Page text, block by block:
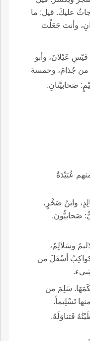
الجَثْجاثُ عليكَ. قيل: ما
وأنتَ جَعَلْتَ
عَيْلانَ، وأبو
من جُذامَ، وخمسةَ
صَحابيَّتانِ.
عُبَيْدَةُ
وابنُ صَخْرٍ،
وسَلاَلِمُ،
أسْفَلَ من
سَلِمَ من
تَسْلِيماً.
فَتناوَلَهُ.